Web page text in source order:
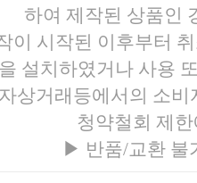
하여 제작된 상품인
이 시작된 이후부터
설치하였거나 사용
상거래등에서의 소
청약철회 제
▶ 반품/교환 불